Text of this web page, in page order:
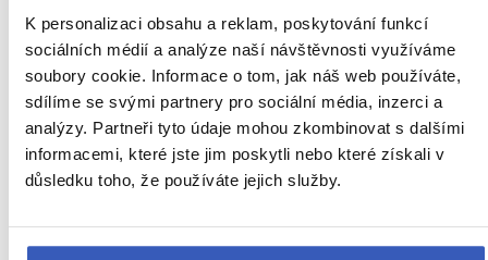
K personalizaci obsahu a reklam, poskytování funkcí
sociálních médií a analýze naší návštěvnosti využíváme
soubory cookie. Informace o tom, jak náš web používáte,
sdílíme se svými partnery pro sociální média, inzerci a
analýzy. Partneři tyto údaje mohou zkombinovat s dalšími
informacemi, které jste jim poskytli nebo které získali v
důsledku toho, že používáte jejich služby.
Naši průvodci vás zavedou i tam,
kde to jiní neznají